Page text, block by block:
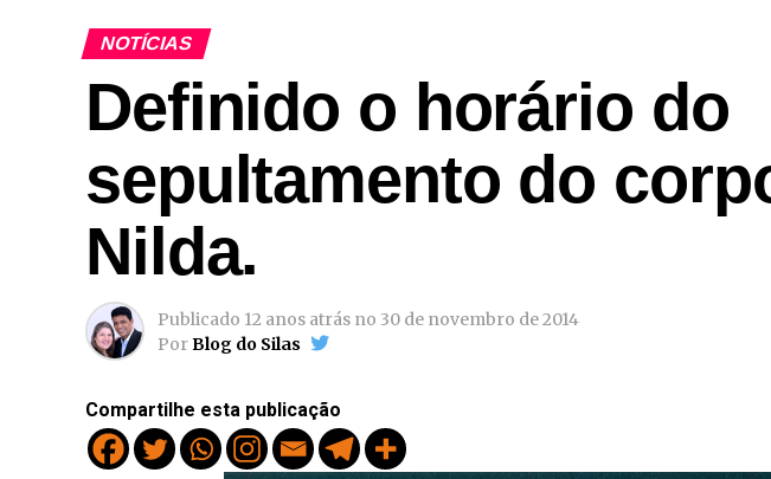
NOTÍCIAS
Definido o horário do
sepultamento do
Nilda.
Publicado 12 anos atrás no 30 de novembro de 2014
PorBlog do Silas
Compartilhe esta publicação